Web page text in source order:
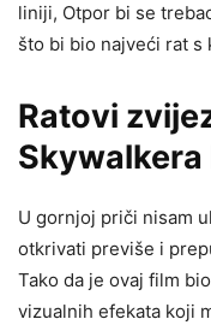
liniji, Otpor bi se
što bi bio najveći rat s
Ratovi
Skywalkera
U gornjoj priči nisam
otkrivati ​​previše i
Tako da je ovaj film
vizualnih efekata koji